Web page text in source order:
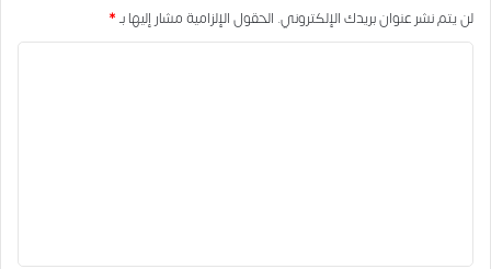
لن يتم نشر عنوان بريدك الإلكتروني. الحقول الإلزامية مشار إليها بـ*